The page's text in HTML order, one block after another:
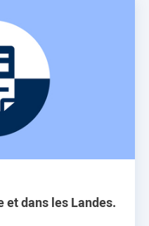
et dans les Landes.